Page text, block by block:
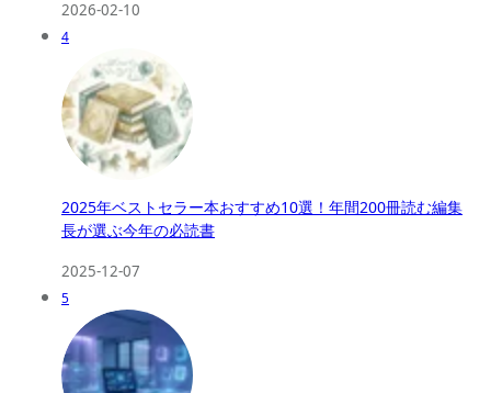
2026-02-10
4
2025年ベストセラー本おすすめ10選！年間200冊読む編集
長が選ぶ今年の必読書
2025-12-07
5